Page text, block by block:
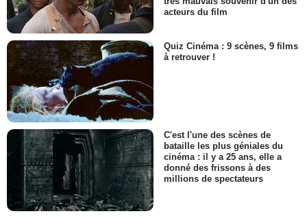
acteurs du film
Quiz Cinéma : 9 scènes, 9 films
à retrouver !
C'est l'une des scènes de
bataille les plus géniales du
cinéma : il y a 25 ans, elle a
donné des frissons à des
millions de spectateurs